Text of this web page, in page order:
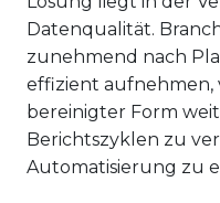
Datenqualität.
zunehmend nach
effizient aufnehmen,
bereinigter Form
Berichtszyklen zu
Automatisierung zu